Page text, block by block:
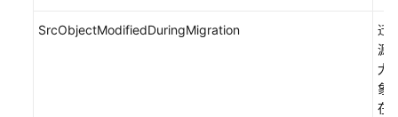
SrcObjectModifiedDuringMigration
迁
源
大
象
在